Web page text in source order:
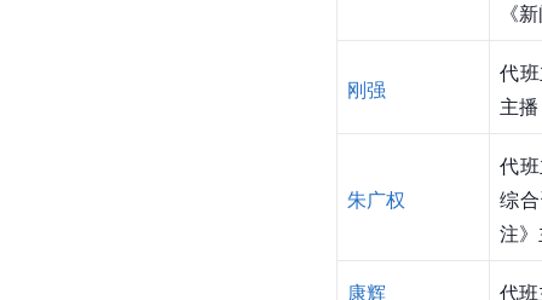
《
刚强
代
主播
朱广权
代
综
注
康辉 代